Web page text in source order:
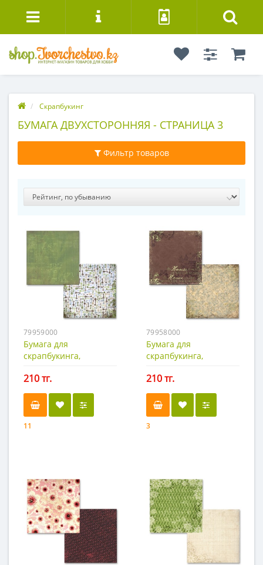
Скрапбукинг
БУМАГА ДВУХСТОРОННЯЯ - СТРАНИЦА 3
Фильтр товаров
79959000
Бумага для
скрапбукинга,
210 тг.
11
79958000
Бумага для
скрапбукинга,
210 тг.
3